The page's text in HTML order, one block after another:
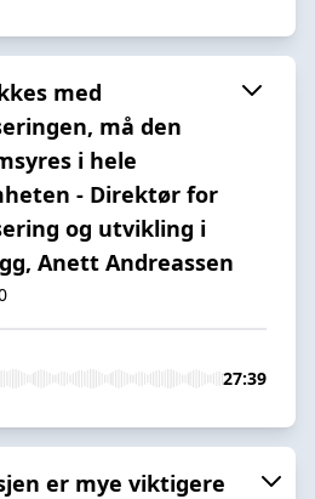
med
må den
i hele
- Direktør for
og utvikling i
Anett Andreassen
27:39
er mye viktigere